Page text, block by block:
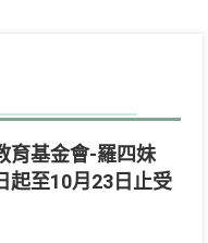
育基金會-羅四妹
起至10月23日止受